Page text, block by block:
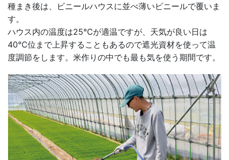
種まき後は、ビニールハウスに並べ薄いビニールで覆いま
す。
ハウス内の温度は25℃が適温ですが、天気が良い日は
40℃位まで上昇することもあるので遮光資材を使って温
度調節をします。米作りの中でも最も気を使う期間です。